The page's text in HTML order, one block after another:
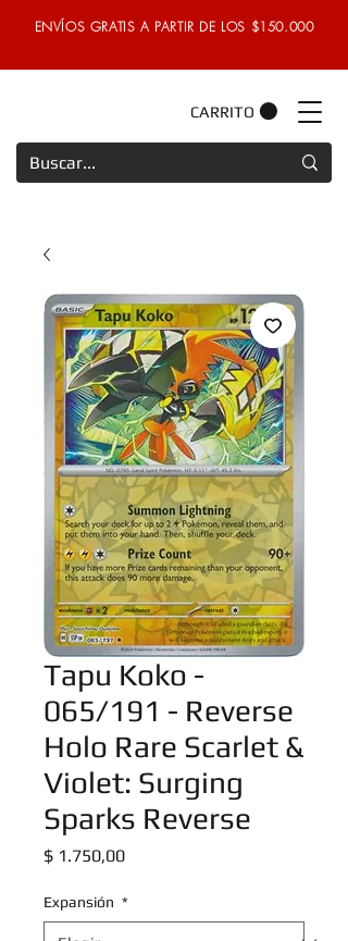
ENVÍOS GRATIS A PARTIR DE LOS $150.000
CARRITO
Tapu Koko -
065/191 - Reverse
Holo Rare Scarlet &
Violet: Surging
Sparks Reverse
$ 1.750,00Precio
Expansión *